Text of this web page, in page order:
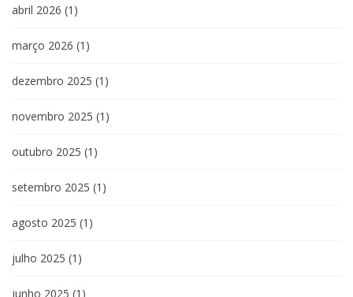
abril 2026 (1)
março 2026 (1)
dezembro 2025 (1)
novembro 2025 (1)
outubro 2025 (1)
setembro 2025 (1)
agosto 2025 (1)
julho 2025 (1)
junho 2025 (1)